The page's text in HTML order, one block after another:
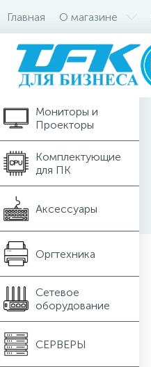
Главная О магазине
Компьютеры и
Ноутбуки
Мониторы и
Проекторы
Комплектующие
для ПК
Аксессуары
Оргтехника
Сетевое
оборудование
СЕРВЕРЫ